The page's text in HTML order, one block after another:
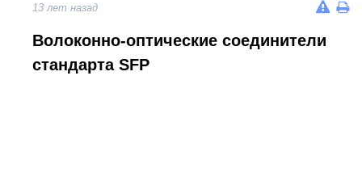
13 лет назад
Волоконно-оптические соединители
стандарта SFP